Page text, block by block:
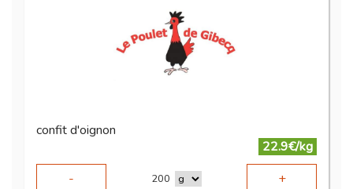
confit d'oignon
22.9€/kg
-
200 +